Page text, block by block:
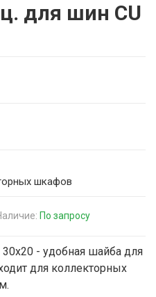
для шин CU
шкафов
По запросу
- удобная шайба для
для коллекторных